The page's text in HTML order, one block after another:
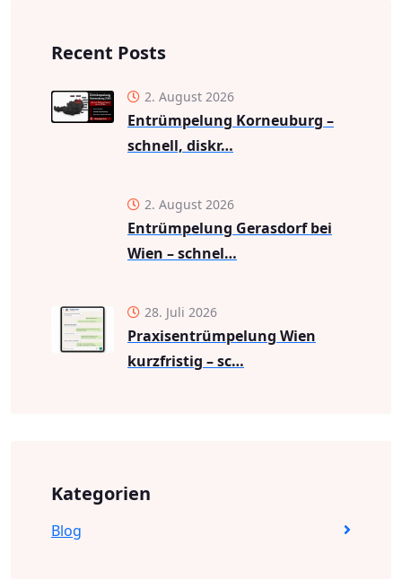
Recent Posts
Entrümpelung Korneuburg –
schnell, diskr…
2. August 2026
Entrümpelung Gerasdorf bei
Wien – schnel…
2. August 2026
Praxisentrümpelung Wien
kurzfristig – sc…
28. Juli 2026
Kategorien
Blog